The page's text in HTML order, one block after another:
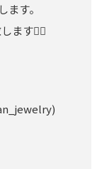
す。
ます🙇‍♀️